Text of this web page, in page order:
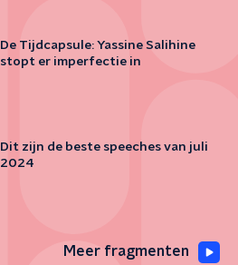
De Tijdcapsule: Yassine Salihine
stopt er imperfectie in
Dit zijn de beste speeches van juli
2024
Meer fragmenten